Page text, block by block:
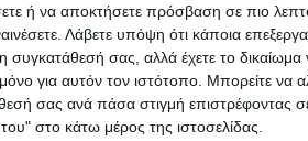
ή να αποκτήσετε πρόσβαση σε πιο
Λάβετε υπόψη ότι κάποια
συγκατάθεσή σας, αλλά έχετε το
για αυτόν τον ιστότοπο. Μπορείτε να
σας ανά πάσα στιγμή επιστρέφοντας
στο κάτω μέρος της ιστοσελίδας.
World Superbike
MOTUL
Ταχύτεροι
Οι δοκιμές στη